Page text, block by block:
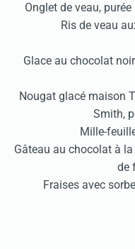
Onglet de veau,
Ris de veau
Glace au chocolat
Nougat glacé maison
Smith,
Mille-
Gâteau au chocolat à
de
Fraises avec